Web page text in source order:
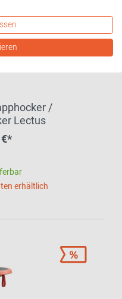
/
Lectus
erhältlich